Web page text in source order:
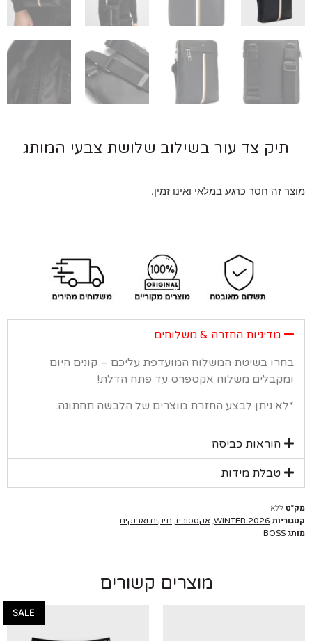
צד עור בשילוב שלושת צבעי המותג
זה חסר כרגע במלאי ואינו זמין.
מדיניות החזרה & משלוחים
בשיטת המשלוח המועדפת עליכם – קונים היום
משלוח אקספרס עד פתח הדלת!
ניתן לבצע החזרת מוצרים של הלבשה תחתונה.
הוראות כביסה
טבלת מידות
ללא
WINTER 2026
,אקססוריז,תיקים וארנקים
BOSS
מוצרים קשורים